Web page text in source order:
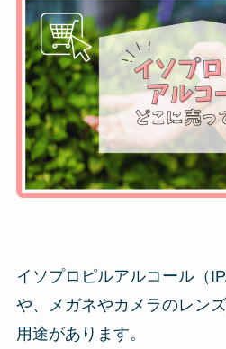
イソプロピルアルコール（
や、メガネやカメラのレン
用途があります。